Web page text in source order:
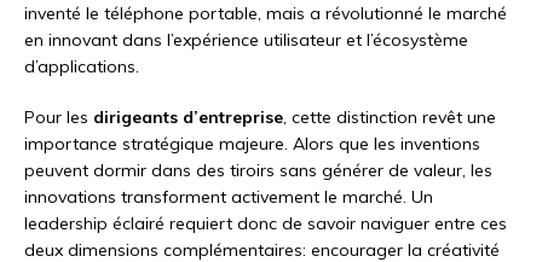
inventé le téléphone portable, mais a révolutionné le marché
en innovant dans l’expérience utilisateur et l’écosystème
d’applications.
Pour les dirigeants d’entreprise, cette distinction revêt une
importance stratégique majeure. Alors que les inventions
peuvent dormir dans des tiroirs sans générer de valeur, les
innovations transforment activement le marché. Un
leadership éclairé requiert donc de savoir naviguer entre ces
deux dimensions complémentaires: encourager la créativité